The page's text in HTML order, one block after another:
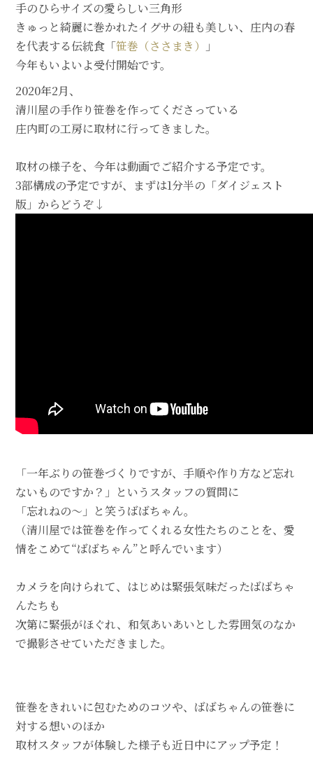
手のひらサイズの愛らしい三角形
きゅっと綺麗に巻かれたイグサの紐も美しい、庄内の春
を代表する伝統食「笹巻（ささまき）
」
今年もいよいよ受付開始です。
2020年2月、
清川屋の手作り笹巻を作ってくださっている
庄内町の工房に取材に行ってきました。
取材の様子を、今年は動画でご紹介する予定です。
3部構成の予定ですが、まずは1分半の「ダイジェスト
版」からどうぞ↓
「一年ぶりの笹巻づくりですが、手順や作り方など忘れ
ないものですか？」というスタッフの質問に
「忘れねの～」と笑うばばちゃん。
（清川屋では笹巻を作ってくれる女性たちのことを、愛
情をこめて“ばばちゃん”と呼んでいます）
カメラを向けられて、はじめは緊張気味だったばばちゃ
んたちも
次第に緊張がほぐれ、和気あいあいとした雰囲気のなか
で撮影させていただきました。
笹巻をきれいに包むためのコツや、ばばちゃんの笹巻に
対する想いのほか
取材スタッフが体験した様子も近日中にアップ予定！